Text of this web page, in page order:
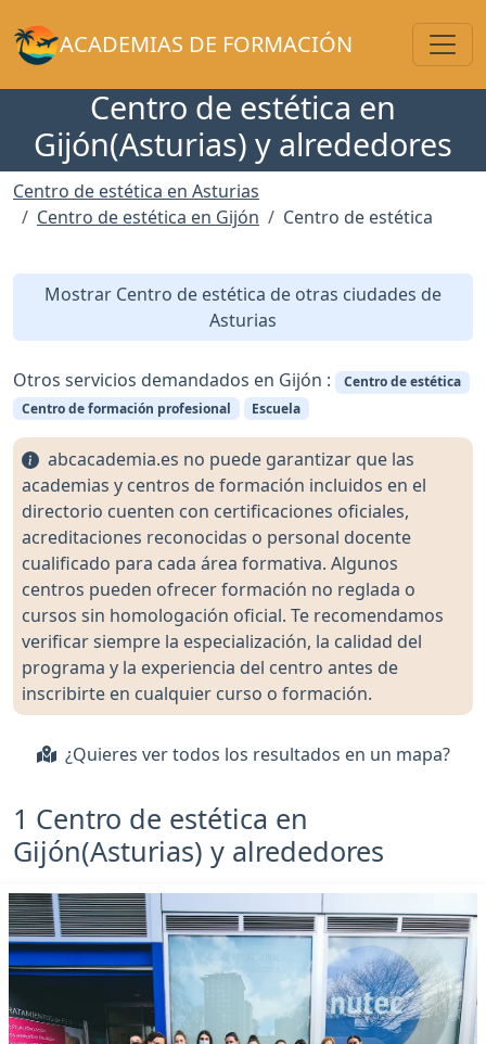
ACADEMIAS DE FORMACIÓN
Centro de estética en
Gijón(Asturias) y alrededores
Centro de estética en Asturias
Centro de estética en Gijón
Centro de estética
Mostrar Centro de estética de otras ciudades de
Asturias
Otros servicios demandados en Gijón :
Centro de estética
Centro de formación profesional
Escuela
abcacademia.es no puede garantizar que las
academias y centros de formación incluidos en el
directorio cuenten con certificaciones oficiales,
acreditaciones reconocidas o personal docente
cualificado para cada área formativa. Algunos
centros pueden ofrecer formación no reglada o
cursos sin homologación oficial. Te recomendamos
verificar siempre la especialización, la calidad del
programa y la experiencia del centro antes de
inscribirte en cualquier curso o formación.
¿Quieres ver todos los resultados en un mapa?
1 Centro de estética en
Gijón(Asturias) y alrededores